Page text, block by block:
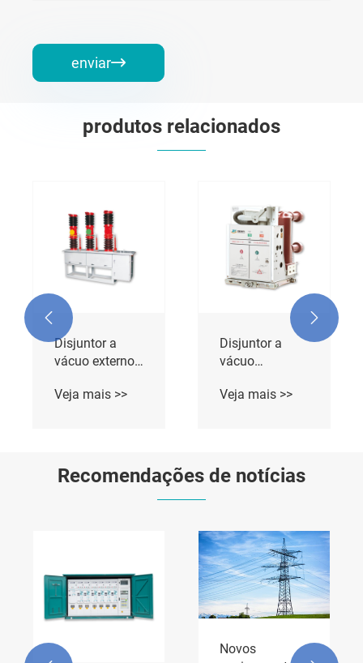
enviar
produtos relacionados
Disjuntor a
vácuo externo
Veja mais >>
Disjuntor a
vácuo
interno
Veja mais >>
 
Recomendações de notícias
Novos